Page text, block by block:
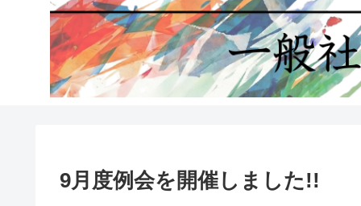
9月度例会を開催しました!!